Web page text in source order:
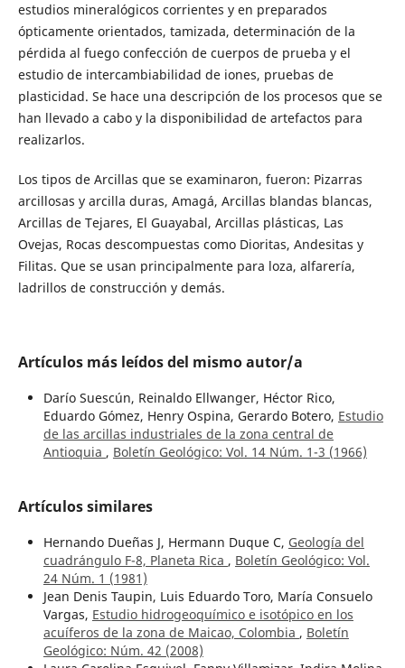
estudios mineralógicos corrientes y en preparados
ópticamente orientados, tamizada, determinación de la
pérdida al fuego confección de cuerpos de prueba y el
estudio de intercambiabilidad de iones, pruebas de
plasticidad. Se hace una descripción de los procesos que se
han llevado a cabo y la disponibilidad de artefactos para
realizarlos.
Los tipos de Arcillas que se examinaron, fueron: Pizarras
arcillosas y arcilla duras, Amagá, Arcillas blandas blancas,
Arcillas de Tejares, El Guayabal, Arcillas plásticas, Las
Ovejas, Rocas descompuestas como Dioritas, Andesitas y
Filitas. Que se usan principalmente para loza, alfarería,
ladrillos de construcción y demás.
Artículos más leídos del mismo autor/a
Darío Suescún, Reinaldo Ellwanger, Héctor Rico,
Eduardo Gómez, Henry Ospina, Gerardo Botero, Estudio
de las arcillas industriales de la zona central de
Antioquia , Boletín Geológico: Vol. 14 Núm. 1-3 (1966)
Artículos similares
Hernando Dueñas J, Hermann Duque C, Geología del
cuadrángulo F-8, Planeta Rica , Boletín Geológico: Vol.
24 Núm. 1 (1981)
Jean Denis Taupin, Luis Eduardo Toro, María Consuelo
Vargas, Estudio hidrogeoquímico e isotópico en los
acuíferos de la zona de Maicao, Colombia , Boletín
Geológico: Núm. 42 (2008)